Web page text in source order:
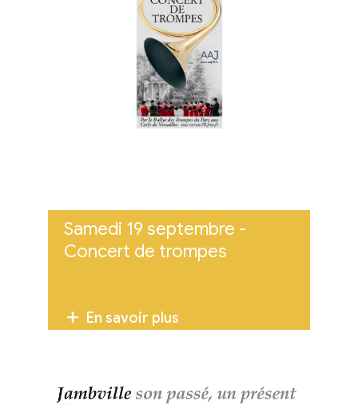
Samedi 19 septembre -
Concert de trompes
En savoir plus